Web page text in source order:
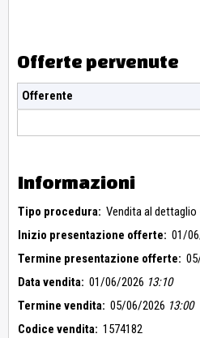
Offerte pervenute
Offerente
Informazioni
Tipo procedura: Vendita al dettaglio
Inizio presentazione offerte: 01/
Termine presentazione offerte:
Data vendita: 01/06/2026 13:10
Termine vendita: 05/06/2026 13:00
Codice vendita: 1574182